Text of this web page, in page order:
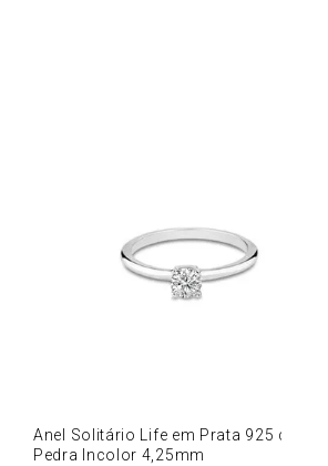
Anel Solitário Life em Prata 925 com
Pedra Incolor 4,25mm